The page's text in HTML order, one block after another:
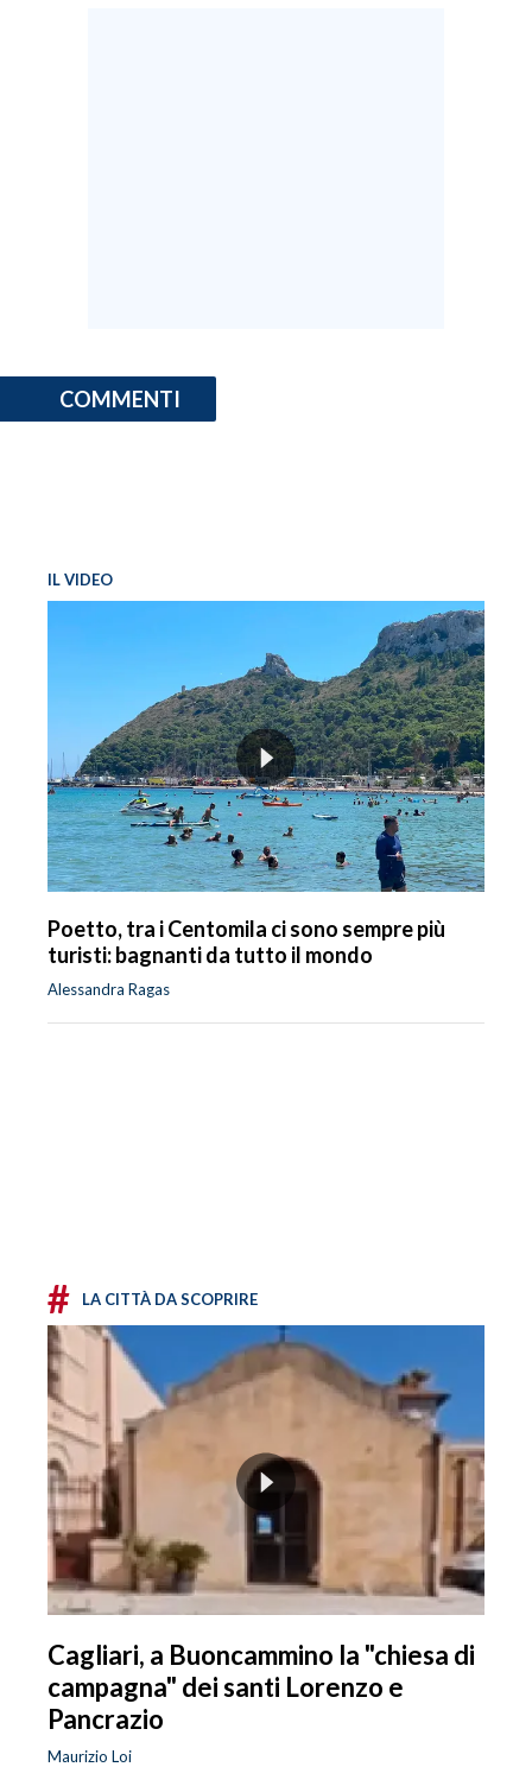
COMMENTI
IL VIDEO
Poetto, tra i Centomila ci sono sempre più
turisti: bagnanti da tutto il mondo
Alessandra Ragas
# LA CITTÀ DA SCOPRIRE
Cagliari, a Buoncammino la "chiesa di
campagna" dei santi Lorenzo e
Pancrazio
Maurizio Loi